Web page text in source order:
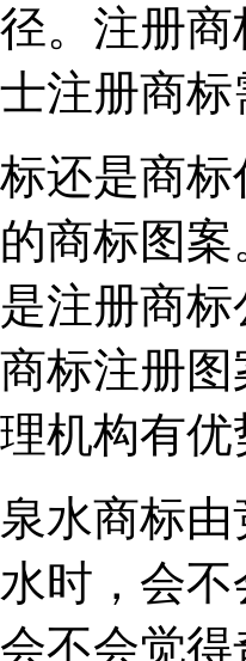
。注册
注册商
还是商
商标图
注册商
标注册
机构有优
水商标
时，会
不会觉